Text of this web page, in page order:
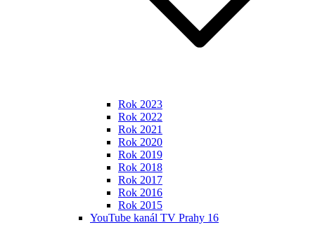
Rok 2023
Rok 2022
Rok 2021
Rok 2020
Rok 2019
Rok 2018
Rok 2017
Rok 2016
Rok 2015
YouTube kanál TV Prahy 16